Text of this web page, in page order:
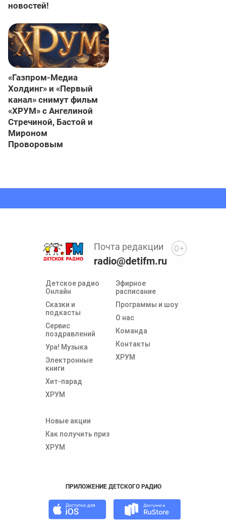
новостей!
«Газпром-Медиа
Холдинг» и «Первый
канал» снимут фильм
«ХРУМ» с Ангелиной
Стречиной, Бастой и
Мироном
Проворовым
Детское радио
Онлайн
Сказки и
подкасты
Сервис
поздравлений
Ура! Музыка
Электронные
книги
Хит-парад
ХРУМ
Эфирное
расписание
Программы и шоу
О нас
Команда
Контакты
ХРУМ
Новые акции
Как получить приз
ХРУМ
Почта редакции
radio@detifm.ru
ПРИЛОЖЕНИЕ ДЕТСКОГО РАДИО
0+